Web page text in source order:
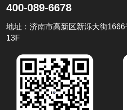
400-089-6678
地址：济南市高新区新泺大街
13F